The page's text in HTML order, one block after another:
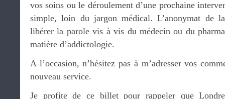
vos soins ou le déroulement d’une prochaine
simple, loin du jargon médical. L’anonymat de
libérer la parole vis à vis du médecin ou du
matière d’addictologie.
A l’occasion, n’hésitez pas à m’adresser vos
nouveau service.
Je profite de ce billet pour rappeler que